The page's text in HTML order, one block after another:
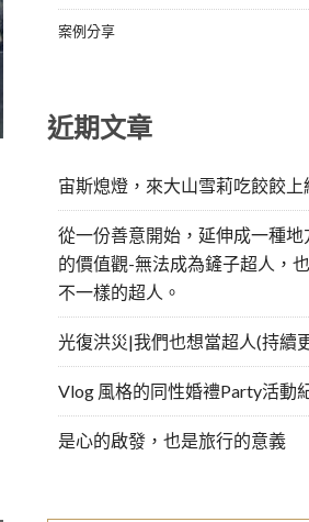
案例分享
近期文章
宙斯熄燈，來大山雪莉吃餃餃上
從一份善意開始，延伸成一種地
的價值觀-無法成為鏟子超人，
不一樣的超人。
光復洪災|我們也想當超人(持續
Vlog 風格的同性婚禮Party活動
是心的啟發，也是旅行的意義